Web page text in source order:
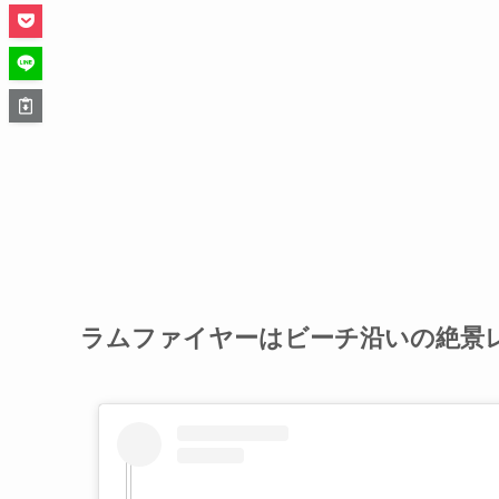
ラムファイヤーはビーチ沿いの絶景